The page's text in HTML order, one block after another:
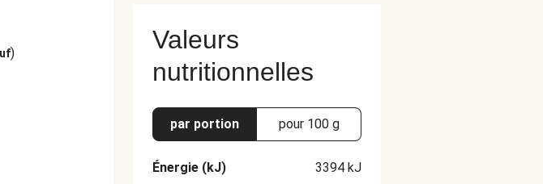
)
Valeurs
nutritionnelles
par portion pour 100 g
Énergie (kJ) 3394 kJ